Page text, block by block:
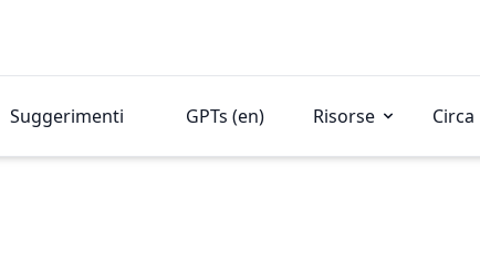
Suggerimenti GPTs (en) Risorse Circa